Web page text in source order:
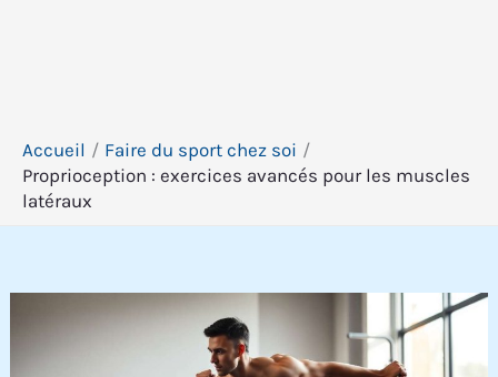
Accueil
Faire du sport chez soi
Proprioception : exercices avancés pour les muscles
latéraux